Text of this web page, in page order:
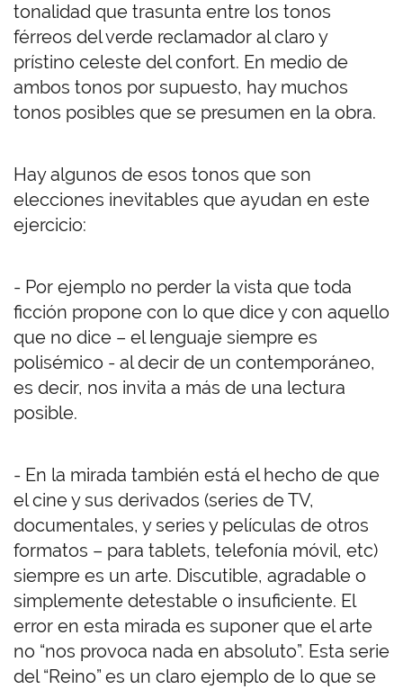
tonalidad que trasunta entre los tonos
férreos del verde reclamador al claro y
prístino celeste del confort. En medio de
ambos tonos por supuesto, hay muchos
tonos posibles que se presumen en la obra.
Hay algunos de esos tonos que son
elecciones inevitables que ayudan en este
ejercicio:
- Por ejemplo no perder la vista que toda
ficción propone con lo que dice y con aquello
que no dice – el lenguaje siempre es
polisémico - al decir de un contemporáneo,
es decir, nos invita a más de una lectura
posible.
- En la mirada también está el hecho de que
el cine y sus derivados (series de TV,
documentales, y series y películas de otros
formatos – para tablets, telefonía móvil, etc)
siempre es un arte. Discutible, agradable o
simplemente detestable o insuficiente. El
error en esta mirada es suponer que el arte
no “nos provoca nada en absoluto”. Esta serie
del “Reino” es un claro ejemplo de lo que se